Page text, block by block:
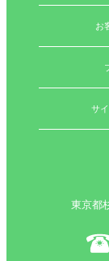
お
サ
東京都